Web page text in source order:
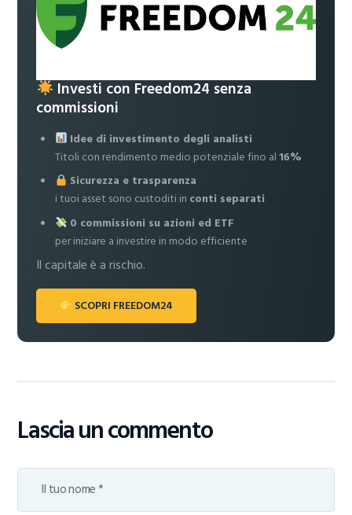
Investi con Freedom24 senza
commissioni
Idee di investimento degli analisti
Titoli con rendimento medio potenziale fino al16%
Sicurezza e trasparenza
i tuoi asset sono custoditi in conti separati
0 commissioni su azioni ed ETF
per iniziare a investire in modo efficiente
Il capitale è a rischio.
SCOPRI FREEDOM24
Lascia un commento